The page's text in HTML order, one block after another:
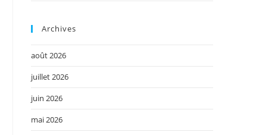
Archives
août 2026
juillet 2026
juin 2026
mai 2026